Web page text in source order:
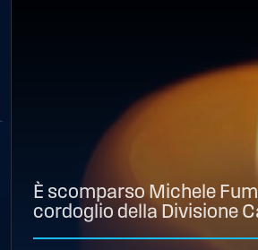
È scomparso Michele
cordoglio della Divisione